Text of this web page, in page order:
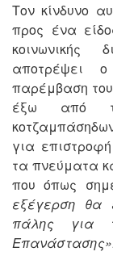
Τον κίνδυνο
προς ένα
κοινωνικής
αποτρέψει ο
παρέμβαση
έξω από
για
τα πνεύματα
που όπως
εξέγερση θα
πάλης για